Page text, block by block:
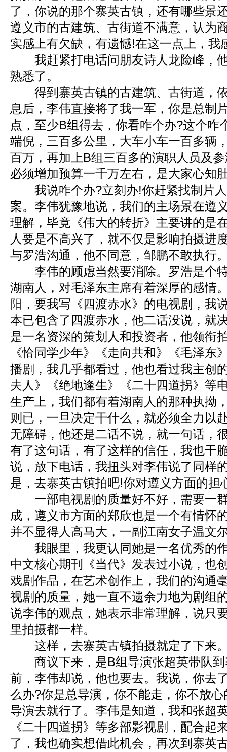
了，你说的那个寨英古镇，还有哪些景
遵义市的古建筑、古街道不满意，认为
实感上有欠缺，有遗憾!在这一点上，我
我赶紧打电话问朋友诗人龙险峰，
熟悉了。
得到寨英古镇的古建筑、古街道，
息后，李伟直接将了我一军，你是总制
点，至少B组得去，你看咋个办?这个咋
端倪，三百多公里，大车小车一百多辆
百万，再加上B组三百多的演职人员及
必须增加预算一千万左右，是大家心知
我说咋个办?立刻办!你赶紧找制片人
案。李伟犹豫地说，我们的主场景在遵
理解，毕竟《伟大的转折》主要讲的是
人要是不高兴了，就不仅是影响拍摄进
与罗浩沟通，他不同意，邹鹏不敢执行
李伟的顾虑当然要消除。罗浩是个
湖南人，对毛泽东主席有着深厚的感情
阳 ，要我写《四渡赤水》的电视剧，我
本已包含了四渡赤水，他二话没说，就
是一名资深的策划人和投资者，他领衔
《恰同学少年》《走向共和》《毛泽东
播剧，我几乎都看过，他也看过我主创
夫人》《绝地逢生》《二十四道拐》等
生产上，我们都有着湖南人的那种执拗
则已，一旦决定干什么，就必须全力以
无障碍，他还是二话不说，就一句话，
有了这句话，有了这样的信任，我也干
说，放下电话，我扭头对李伟说了同样
是，去寨英古镇拍吧!你对遵义方面的担
一部电视剧的质量好不好，需要一
成，遵义市方面的郑欣也是一个有情怀
并不显得人高马大，一副江南女子温文
我眼里，我更认同她是一名优秀的
中文核心期刊《当代》发表过小说，也
戏剧作品，在艺术创作上，我们的沟通
视剧的质量，她一直不遗余力地为剧组
说李伟的观点，她表示非常理解，说只
里拍摄都一样。
这样，去寨英古镇拍摄就定了下来
商议下来，是B组导演张超英带队到
前，李伟却说，他也要去。我说，你去
么办?你是总导演，你不能走，你不放
导演去就行了。李伟是知道，我和张超
《二十四道拐》等多部影视剧，配合起
了，我也确实想借此机会，再次到寨英